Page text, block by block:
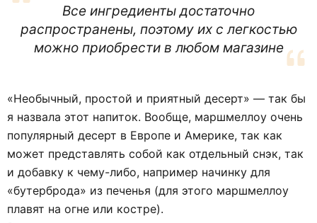
Все ингредиенты достаточно
распространены, поэтому их с легкостью
можно приобрести в любом магазине
«Необычный, простой и приятный десерт» — так бы
я назвала этот напиток. Вообще, маршмеллоу очень
популярный десерт в Европе и Америке, так как
может представлять собой как отдельный снэк, так
и добавку к чему-либо, например начинку для
«бутерброда» из печенья (для этого маршмеллоу
плавят на огне или костре).